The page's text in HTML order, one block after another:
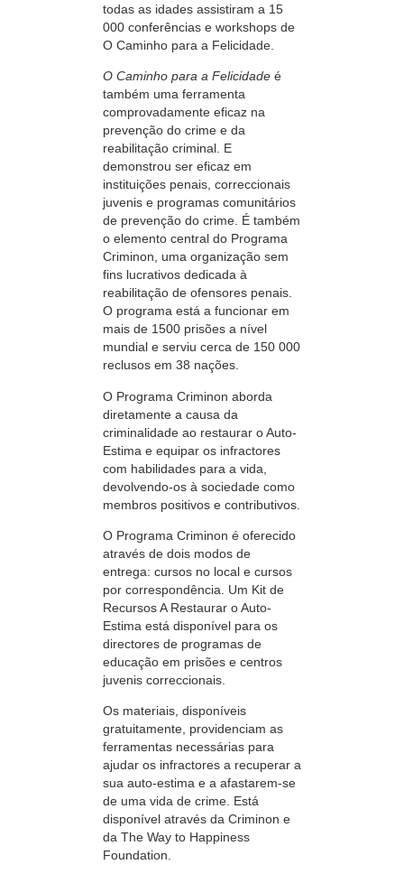
todas as idades assistiram a 15
000 conferências e workshops de
O Caminho para a Felicidade.
O Caminho para a Felicidade é
também uma ferramenta
comprovadamente eficaz na
prevenção do crime e da
reabilitação criminal. E
demonstrou ser eficaz em
instituições penais, correccionais
juvenis e programas comunitários
de prevenção do crime. É também
o elemento central do Programa
Criminon, uma organização sem
fins lucrativos dedicada à
reabilitação de ofensores penais.
O programa está a funcionar em
mais de 1500 prisões a nível
mundial e serviu cerca de 150 000
reclusos em 38 nações.
O Programa Criminon aborda
diretamente a causa da
criminalidade ao restaurar o Auto-
Estima e equipar os infractores
com habilidades para a vida,
devolvendo‑os à sociedade como
membros positivos e contributivos.
O Programa Criminon é oferecido
através de dois modos de
entrega: cursos no local e cursos
por correspondência. Um Kit de
Recursos A Restaurar o Auto-
Estima está disponível para os
directores de programas de
educação em prisões e centros
juvenis correccionais.
Os materiais, disponíveis
gratuitamente, providenciam as
ferramentas necessárias para
ajudar os infractores a recuperar a
sua auto‑estima e a afastarem-se
de uma vida de crime. Está
disponível através da Criminon e
da The Way to Happiness
Foundation.